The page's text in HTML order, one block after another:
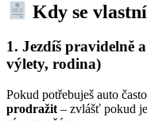
Kdy se
1. Jezdíš pravidelně
výlety, rodina)
Pokud potřebuješ auto
prodražit – zvlášť pokud